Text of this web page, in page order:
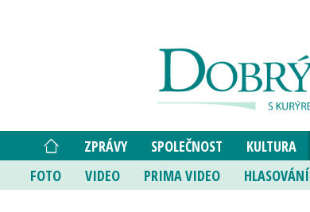
ZPRÁVY SPOLEČNOST KULTURA
FOTO
VIDEO PRIMA VIDEO HLASOVÁNÍ